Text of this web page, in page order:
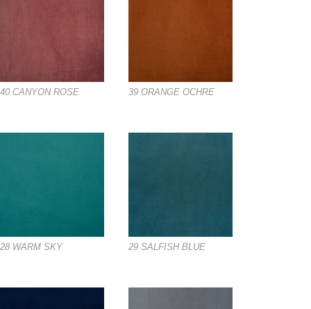
40 CANYON ROSE 39 ORANGE OCHRE
28 WARM SKY 29 SALFISH BLUE